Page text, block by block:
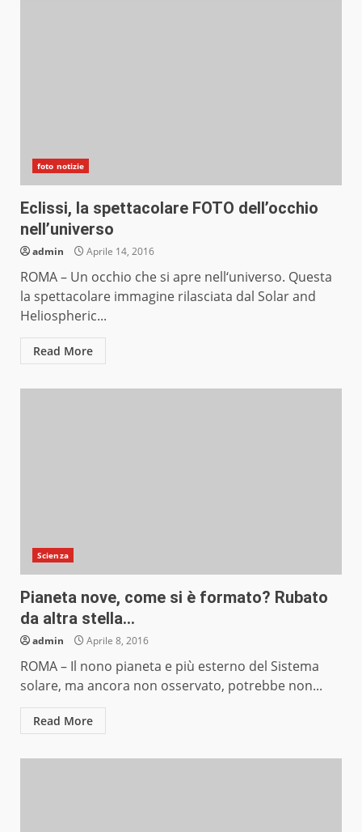
foto notizie
Eclissi, la spettacolare FOTO dell’occhio
nell’universo
admin Aprile 14, 2016
ROMA – Un occhio che si apre nell‘universo. Questa
la spettacolare immagine rilasciata dal Solar and
Heliospheric...
Read More
Scienza
Pianeta nove, come si è formato? Rubato
da altra stella…
admin Aprile 8, 2016
ROMA – Il nono pianeta e più esterno del Sistema
solare, ma ancora non osservato, potrebbe non...
Read More